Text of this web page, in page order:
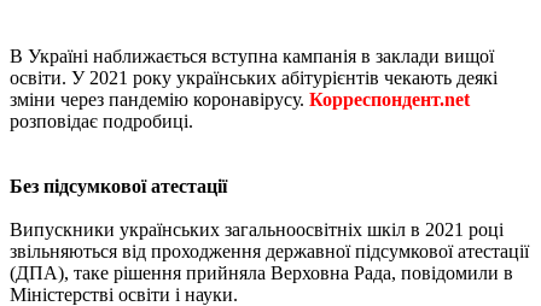
В Україні наближається вступна кампанія в заклади вищої
освіти. У 2021 року українських абітурієнтів чекають деякі
зміни через пандемію коронавірусу. Корреспондент.net
розповідає подробиці.
Без підсумкової атестації
Випускники українських загальноосвітніх шкіл в 2021 році
звільняються від проходження державної підсумкової атестації
(ДПА), таке рішення прийняла Верховна Рада, повідомили в
Міністерстві освіти і науки.